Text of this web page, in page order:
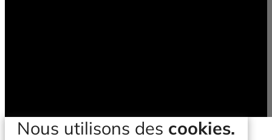
Nous utilisons des cookies.